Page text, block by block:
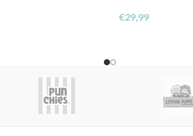
€29,99